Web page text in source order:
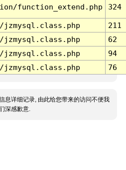
function_extend.php 324
211
62
94
76
息详细记录, 由此给您带来的访问不便我
深感歉意.